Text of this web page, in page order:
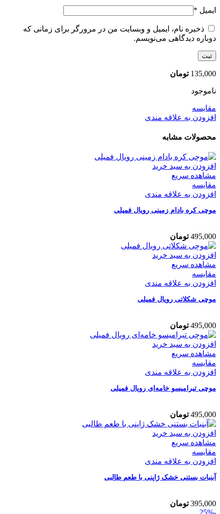
ایمیل *
ذخیره نام، ایمیل و وبسایت من در مرورگر برای زمانی که
دوباره دیدگاهی می‌نویسم.
135,000 تومان
ناموجود
مقایسه
افزودن به علاقه مندی
محصولات مشابه
افزودن به سبد خرید
مشاهده سریع
مقایسه
افزودن به علاقه مندی
موچی کره بادام‌ زمینی رویال فمیلی
495,000 تومان
افزودن به سبد خرید
مشاهده سریع
مقایسه
افزودن به علاقه مندی
موچی شکلاتی رویال فمیلی
495,000 تومان
افزودن به سبد خرید
مشاهده سریع
مقایسه
افزودن به علاقه مندی
موچی تیرامیسو خامه‌ای رویال فمیلی
495,000 تومان
افزودن به سبد خرید
مشاهده سریع
مقایسه
افزودن به علاقه مندی
آبنبات بستنی خشک ژاپنی با طعم طالبی
395,000 تومان